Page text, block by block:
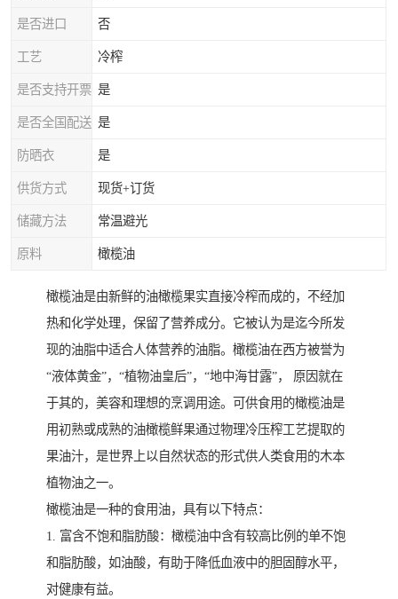
是否进口 否
工艺 冷榨
是否支持开票 是
是否全国配送 是
防晒衣 是
供货方式 现货+订货
储藏方法 常温避光
原料 橄榄油
橄榄油是由新鲜的油橄榄果实直接冷榨而成的，不经加
热和化学处理，保留了营养成分。它被认为是迄今所发
现的油脂中适合人体营养的油脂。橄榄油在西方被誉为
“液体黄金”，“植物油皇后”，“地中海甘露”， 原因就在
于其的，美容和理想的烹调用途。可供食用的橄榄油是
用初熟或成熟的油橄榄鲜果通过物理冷压榨工艺提取的
果油汁，是世界上以自然状态的形式供人类食用的木本
植物油之一。
橄榄油是一种的食用油，具有以下特点：
1. 富含不饱和脂肪酸：橄榄油中含有较高比例的单不饱
和脂肪酸，如油酸，有助于降低血液中的胆固醇水平，
对健康有益。